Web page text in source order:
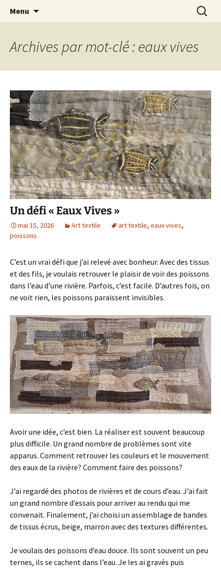
filsetcrayons
Le blog de Sophie A
Menu
Archives par mot-clé : eaux vives
Un défi « Eaux Vives »
mai 15, 2026 Art textile art textile, eaux vives,
poissons
C’est un vrai défi que j’ai relevé avec bonheur. Avec des tissus
et des fils, je voulais retrouver le plaisir de voir des poissons
dans l’eau d’une rivière. Parfois, c’est facile. D’autres fois, on
ne voit rien, les poissons paraissent invisibles.
Avoir une idée, c’est bien. La réaliser est souvent beaucoup
plus difficile. Un grand nombre de problèmes sont vite
apparus. Comment retrouver les couleurs et le mouvement
des eaux de la rivière? Comment faire des poissons?
J’ai regardé des photos de rivières et de cours d’eau. J’ai fait
un grand nombre d’essais pour arriver au rendu qui me
convenait. Finalement, j’ai choisi un assemblage de bandes
de tissus écrus, beige, marron avec des textures différentes.
Je voulais des poissons d’eau douce. Ils sont souvent un peu
ternes, ils se cachent dans l’eau. Je les ai gravés puis